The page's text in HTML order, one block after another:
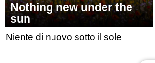
Nothing new under the
sun
Niente di nuovo sotto il sole